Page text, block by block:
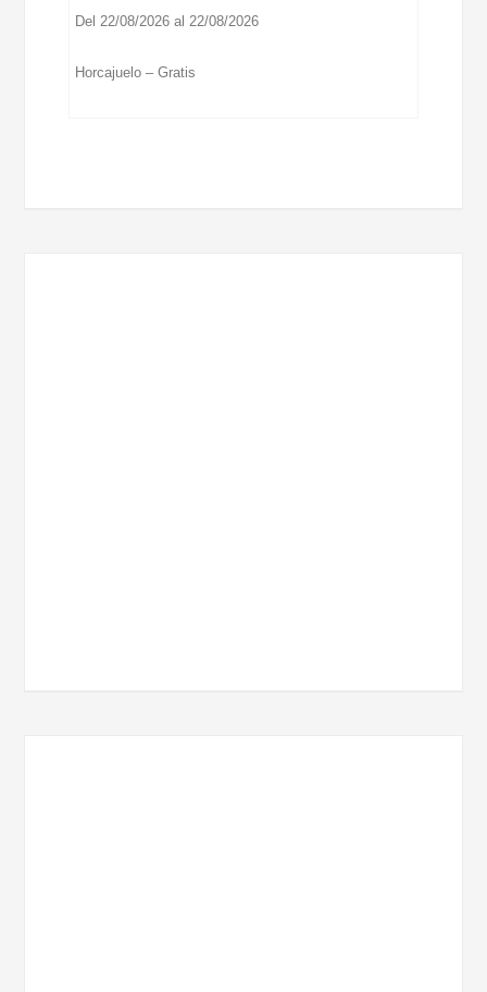
Del 22/08/2026 al 22/08/2026
Horcajuelo – Gratis